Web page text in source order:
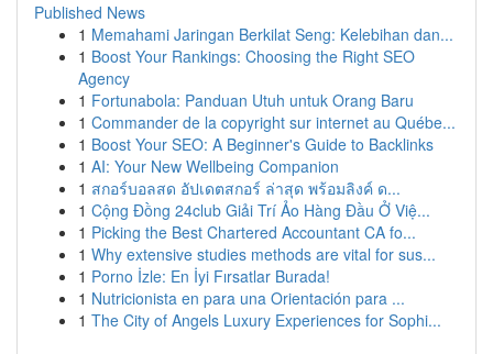
Published News
1 Memahami Jaringan Berkilat Seng: Kelebihan dan...
1 Boost Your Rankings: Choosing the Right SEO
Agency
1 Fortunabola: Panduan Utuh untuk Orang Baru
1 Commander de la copyright sur internet au Québe...
1 Boost Your SEO: A Beginner's Guide to Backlinks
1 AI: Your New Wellbeing Companion
1 สกอร์บอลสด อัปเดตสกอร์ ล่าสุด พร้อมลิงค์ ด...
1 Cộng Đồng 24club Giải Trí Ảo Hàng Đầu Ở Việ...
1 Picking the Best Chartered Accountant CA fo...
1 Why extensive studies methods are vital for sus...
1 Porno İzle: En İyi Fırsatlar Burada!
1 Nutricionista en para una Orientación para ...
1 The City of Angels Luxury Experiences for Sophi...